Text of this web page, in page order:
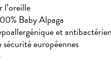
Baby Alpaga
et
européennes